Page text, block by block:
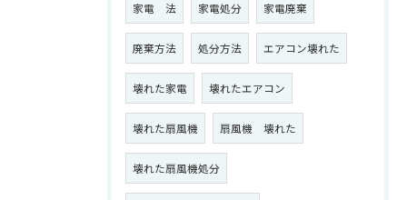
家電 法 家電処分 家電廃棄
廃棄方法 処分方法 エアコン壊れた
壊れた家電 壊れたエアコン
壊れた扇風機 扇風機 壊れた
壊れた扇風機処分